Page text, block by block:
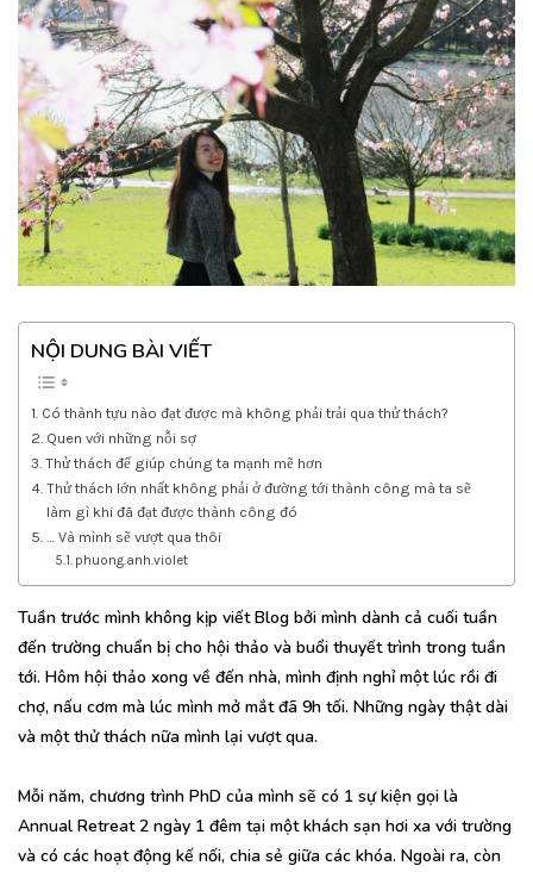
NỘI DUNG BÀI VIẾT
Có thành tựu nào đạt được mà không phải trải qua thử thách?
Quen với những nỗi sợ
Thử thách để giúp chúng ta mạnh mẽ hơn
Thử thách lớn nhất không phải ở đường tới thành công mà ta sẽ
làm gì khi đã đạt được thành công đó
… Và mình sẽ vượt qua thôi
phuong.anh.violet
Tuần trước mình không kịp viết Blog bởi mình dành cả cuối tuần
đến trường chuẩn bị cho hội thảo và buổi thuyết trình trong tuần
tới. Hôm hội thảo xong về đến nhà, mình định nghỉ một lúc rồi đi
chợ, nấu cơm mà lúc mình mở mắt đã 9h tối. Những ngày thật dài
và một thử thách nữa mình lại vượt qua.
Mỗi năm, chương trình PhD của mình sẽ có 1 sự kiện gọi là
Annual Retreat 2 ngày 1 đêm tại một khách sạn hơi xa với trường
và có các hoạt động kế nối, chia sẻ giữa các khóa. Ngoài ra, còn